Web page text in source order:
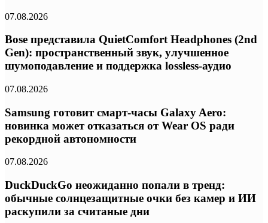
07.08.2026
Bose представила QuietComfort Headphones (2nd
Gen): пространственный звук, улучшенное
шумоподавление и поддержка lossless-аудио
07.08.2026
Samsung готовит смарт-часы Galaxy Aero:
новинка может отказаться от Wear OS ради
рекордной автономности
07.08.2026
DuckDuckGo неожиданно попали в тренд:
обычные солнцезащитные очки без камер и ИИ
раскупили за считаные дни